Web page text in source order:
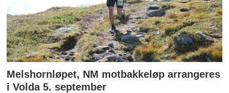
Melshornløpet, NM motbakkeløp arrangeres
i Volda 5. september